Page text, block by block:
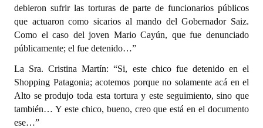
debieron sufrir las torturas de parte de funcionarios públicos
que actuaron como sicarios al mando del Gobernador Saiz.
Como el caso del joven Mario Cayún, que fue denunciado
públicamente; el fue detenido…”
La Sra. Cristina Martín: “Si, este chico fue detenido en el
Shopping Patagonia; acotemos porque no solamente acá en el
Alto se produjo toda esta tortura y este seguimiento, sino que
también… Y este chico, bueno, creo que está en el documento
ese…”